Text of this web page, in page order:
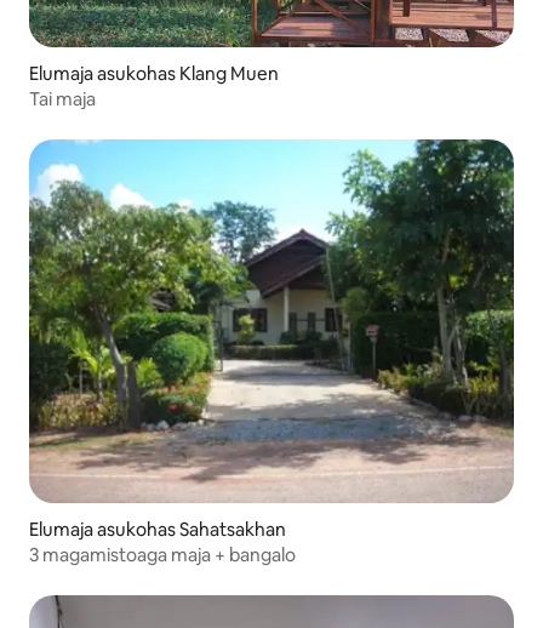
Elumaja asukohas Klang Muen
Tai maja
Elumaja asukohas Sahatsakhan
3 magamistoaga maja + bangalo